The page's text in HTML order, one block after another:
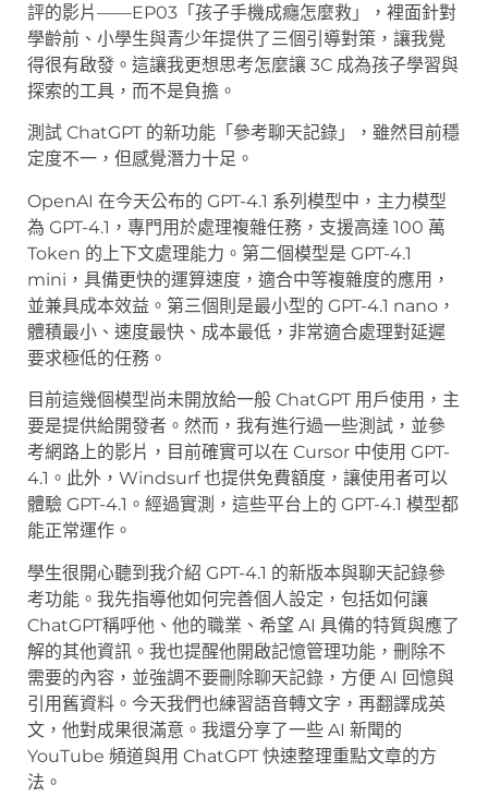
評的影片——EP03「孩子手機成癮怎麼救」，裡面針對
學齡前、小學生與青少年提供了三個引導對策，讓我覺
得很有啟發。這讓我更想思考怎麼讓 3C 成為孩子學習與
探索的工具，而不是負擔。
測試 ChatGPT 的新功能「參考聊天記錄」，雖然目前穩
定度不一，但感覺潛力十足。
OpenAI 在今天公布的 GPT-4.1 系列模型中，主力模型
為 GPT-4.1，專門用於處理複雜任務，支援高達 100 萬
Token 的上下文處理能力。第二個模型是 GPT-4.1
mini，具備更快的運算速度，適合中等複雜度的應用，
並兼具成本效益。第三個則是最小型的 GPT-4.1 nano，
體積最小、速度最快、成本最低，非常適合處理對延遲
要求極低的任務。
目前這幾個模型尚未開放給一般 ChatGPT 用戶使用，主
要是提供給開發者。然而，我有進行過一些測試，並參
考網路上的影片，目前確實可以在 Cursor 中使用 GPT-
4.1。此外，Windsurf 也提供免費額度，讓使用者可以
體驗 GPT-4.1。經過實測，這些平台上的 GPT-4.1 模型都
能正常運作。
學生很開心聽到我介紹 GPT-4.1 的新版本與聊天記錄參
考功能。我先指導他如何完善個人設定，包括如何讓
ChatGPT稱呼他、他的職業、希望 AI 具備的特質與應了
解的其他資訊。我也提醒他開啟記憶管理功能，刪除不
需要的內容，並強調不要刪除聊天記錄，方便 AI 回憶與
引用舊資料。今天我們也練習語音轉文字，再翻譯成英
文，他對成果很滿意。我還分享了一些 AI 新聞的
YouTube 頻道與用 ChatGPT 快速整理重點文章的方
法。